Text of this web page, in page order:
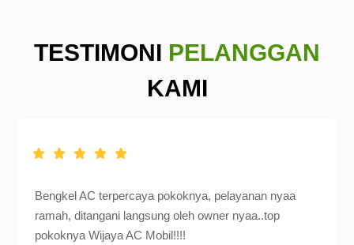
TESTIMONI PELANGGAN
KAMI
Bengkel AC terpercaya pokoknya, pelayanan nyaa
ramah, ditangani langsung oleh owner nyaa..top
pokoknya Wijaya AC Mobil!!!!